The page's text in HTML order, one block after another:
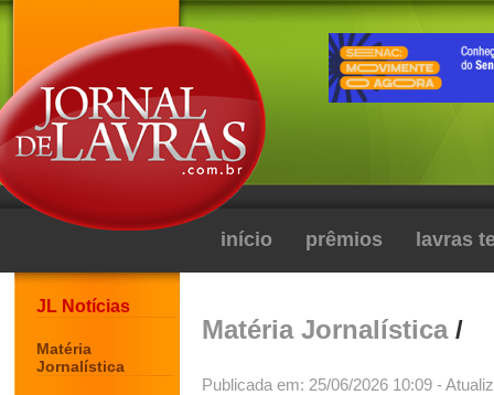
início prêmios lavras
JL Notícias
Matéria
Jornalística
Matéria Jornalística/
Publicada em: 25/06/2026 10:09 -